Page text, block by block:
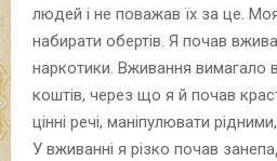
людей і не поважав їх за це.
набирати обертів. Я почав
наркотики. Вживання вимагало
коштів, через що я й почав
цінні речі, маніпулювати
У вживанні я різко почав